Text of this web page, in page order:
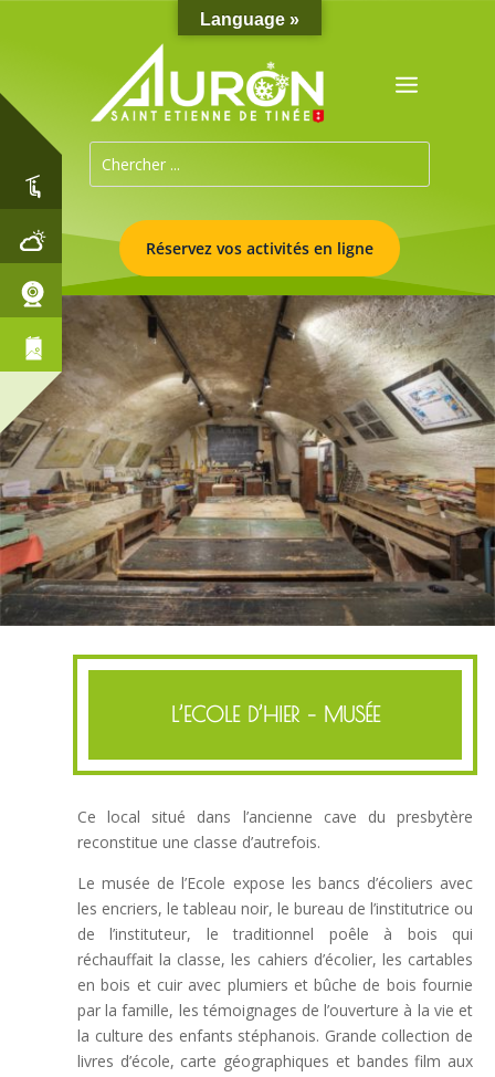
Réservez vos activités en ligne
L’ECOLE D’HIER – MUSÉE
Ce local situé dans l’ancienne cave du presbytère
reconstitue une classe d’autrefois.
Le musée de l’Ecole expose les bancs d’écoliers avec
les encriers, le tableau noir, le bureau de l’institutrice ou
de l’instituteur, le traditionnel poêle à bois qui
réchauffait la classe, les cahiers d’écolier, les cartables
en bois et cuir avec plumiers et bûche de bois fournie
par la famille, les témoignages de l’ouverture à la vie et
la culture des enfants stéphanois. Grande collection de
livres d’école, carte géographiques et bandes film aux
Language »